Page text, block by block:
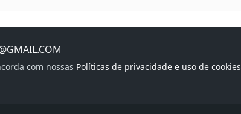
com nossas Políticas de privacidade e uso de cookies